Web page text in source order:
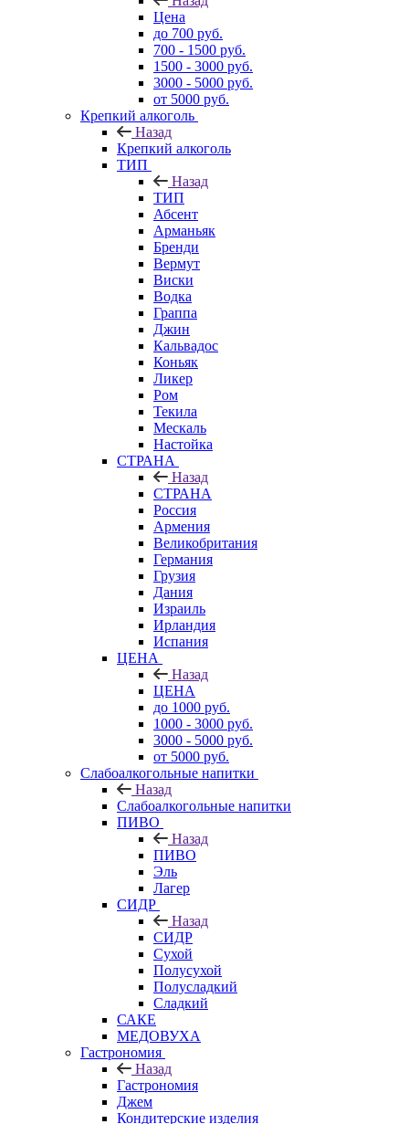
Цена
до 700 руб.
700 - 1500 руб.
1500 - 3000 руб.
3000 - 5000 руб.
от 5000 руб.
Крепкий алкоголь
Назад
Крепкий алкоголь
ТИП
Назад
ТИП
Абсент
Арманьяк
Бренди
Вермут
Виски
Водка
Граппа
Джин
Кальвадос
Коньяк
Ликер
Ром
Текила
Мескаль
Настойка
СТРАНА
Назад
СТРАНА
Россия
Армения
Великобритания
Германия
Грузия
Дания
Израиль
Ирландия
Испания
ЦЕНА
Назад
ЦЕНА
до 1000 руб.
1000 - 3000 руб.
3000 - 5000 руб.
от 5000 руб.
Слабоалкогольные напитки
Назад
Слабоалкогольные напитки
ПИВО
Назад
ПИВО
Эль
Лагер
СИДР
Назад
СИДР
Сухой
Полусухой
Полусладкий
Сладкий
САКЕ
МЕДОВУХА
Гастрономия
Назад
Гастрономия
Джем
Кондитерские изделия